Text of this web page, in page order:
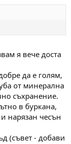
я вече доста
да е голям,
от минерална
съхранение.
в буркана,
нарязан чесън
(съвет - добави